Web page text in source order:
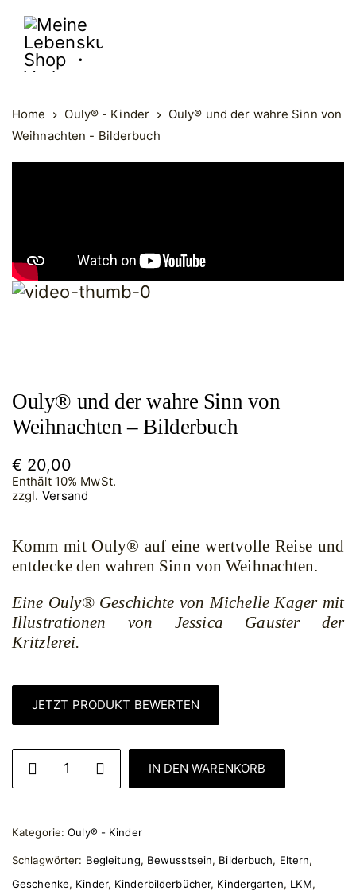
Meine
Lebenskunst
・
Verlag
Home Ouly® - Kinder
Ouly® und der wahre Sinn von
Weihnachten - Bilderbuch
Ouly® und der wahre Sinn von
Weihnachten – Bilderbuch
€ 20,00
Enthält 10% MwSt.
zzgl. Versand
Komm mit Ouly® auf eine wertvolle Reise und
entdecke den wahren Sinn von Weihnachten.
Eine Ouly® Geschichte von Michelle Kager mit
Illustrationen von Jessica Gauster der
Kritzlerei.
JETZT PRODUKT BEWERTEN
Ouly® und der wahre Sinn von Weihnachten - Bilderbuch
IN DEN WARENKORB
Kategorie:Ouly® - Kinder
Schlagwörter: Begleitung, Bewusstsein, Bilderbuch, Eltern,
Geschenke, Kinder, Kinderbilderbücher, Kindergarten, LKM,